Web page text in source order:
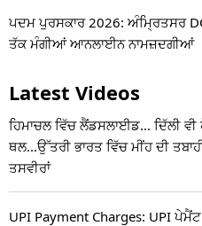
ਪਦਮ ਪੁਰਸਕਾਰ 2026: ਅੰਮ੍ਰਿਤਸਰ
ਤੱਕ ਮੰਗੀਆਂ ਆਨਲਾਈਨ ਨਾਮਜ਼ਦਗੀਆਂ
Latest Videos
ਹਿਮਾਚਲ ਵਿੱਚ ਲੈਂਡਸਲਾਈਡ... ਦਿੱਲੀ
ਥਲ...ਉੱਤਰੀ ਭਾਰਤ ਵਿੱਚ ਮੀਂਹ ਦੀ
ਤਸਵੀਰਾਂ
UPI Payment Charges: UPI